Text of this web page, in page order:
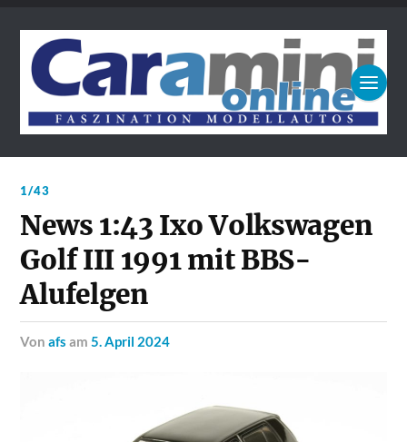
1/43
News 1:43 Ixo Volkswagen
Golf III 1991 mit BBS-
Alufelgen
vonafs am5. April 2024